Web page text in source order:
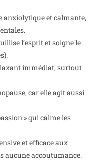
anxiolytique et calmante,
l’esprit et soigne le
immédiat, surtout
car elle agit aussi
» qui calme les
et efficace aux
aucune accoutumance.